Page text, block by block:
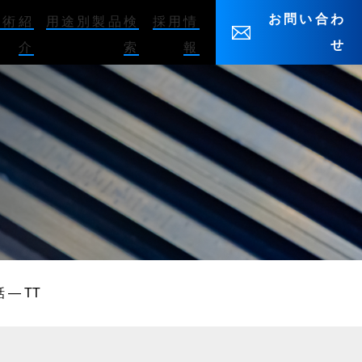
紹
介
用途別製品検
索
採用情
報
お問い合わ
せ
— TT